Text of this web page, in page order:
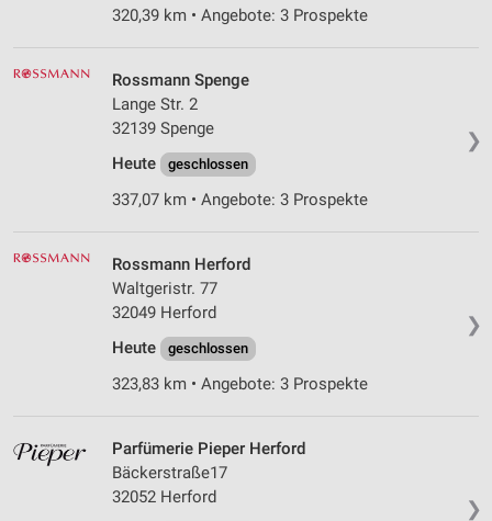
320,39 km • Angebote: 3 Prospekte
❯
Rossmann Spenge
Lange Str. 2
32139 Spenge
Heute
geschlossen
337,07 km • Angebote: 3 Prospekte
❯
Rossmann Herford
Waltgeristr. 77
32049 Herford
Heute
geschlossen
323,83 km • Angebote: 3 Prospekte
❯
Parfümerie Pieper Herford
Bäckerstraße17
32052 Herford